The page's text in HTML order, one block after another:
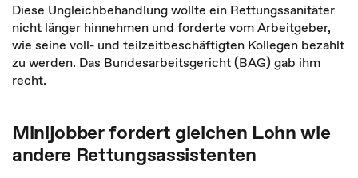
Diese Ungleichbehandlung wollte ein Rettungssanitäter
nicht länger hinnehmen und forderte vom Arbeitgeber,
wie seine voll- und teilzeitbeschäftigten Kollegen bezahlt
zu werden. Das Bundesarbeitsgericht (BAG) gab ihm
recht.
Minijobber fordert gleichen Lohn wie
andere Rettungsassistenten